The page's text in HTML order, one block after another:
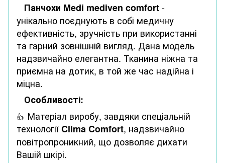
Панчохи Medi mediven comfort-
унікально поєднують в собі медичну
ефективність, зручність при використанні
та гарний зовнішній вигляд. Дана модель
надзвичайно елегантна. Тканина ніжна та
приємна на дотик, в той же час надійна і
міцна.
Особливості:
👍 Матеріал виробу, завдяки спеціальній
технологіїClima Comfort, надзвичайно
повітропроникний, що дозволяє дихати
Вашій шкірі.